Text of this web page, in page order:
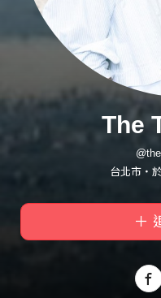
The
台北市・
＋